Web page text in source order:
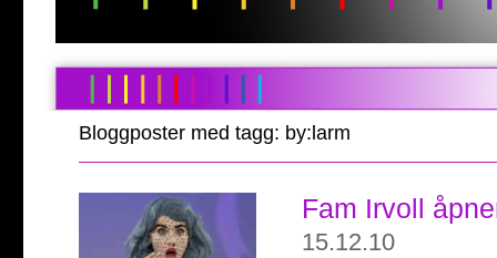
Bloggposter med tagg: by:larm
Fam Irvoll
15.12.10